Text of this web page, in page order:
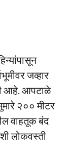
जव्हार
आहे. आपटाळे
२०० मीटर
वाहतूक बंद
लोकवस्ती